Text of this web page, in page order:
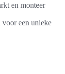
en monteer
een unieke